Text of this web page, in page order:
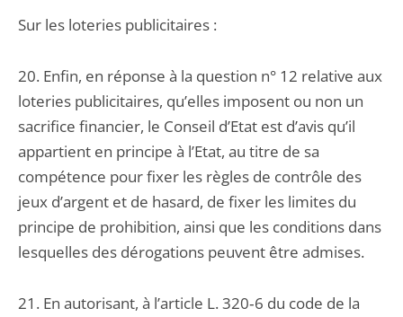
Sur les loteries publicitaires :
20. Enfin, en réponse à la question n° 12 relative aux
loteries publicitaires, qu’elles imposent ou non un
sacrifice financier, le Conseil d’Etat est d’avis qu’il
appartient en principe à l’Etat, au titre de sa
compétence pour fixer les règles de contrôle des
jeux d’argent et de hasard, de fixer les limites du
principe de prohibition, ainsi que les conditions dans
lesquelles des dérogations peuvent être admises.
21. En autorisant, à l’article L. 320‑6 du code de la